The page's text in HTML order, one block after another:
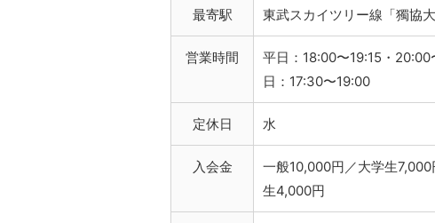
最寄駅 東武スカイツリー線「獨協
営業時間
平日：18:00〜19:15・
日：17:30〜19:00
定休日 水
入会金
一般10,000円／大学生
生4,000円